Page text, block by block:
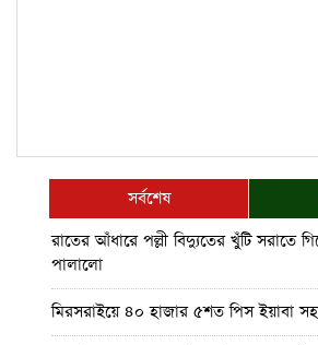
সর্বশেষ
রাতের আঁধারে পল্লী বিদ্যুতের খুঁটি সরাতে
পালালো
মিরসরাইয়ে ৪০ হাজার ৫শত পিস ইয়াবা